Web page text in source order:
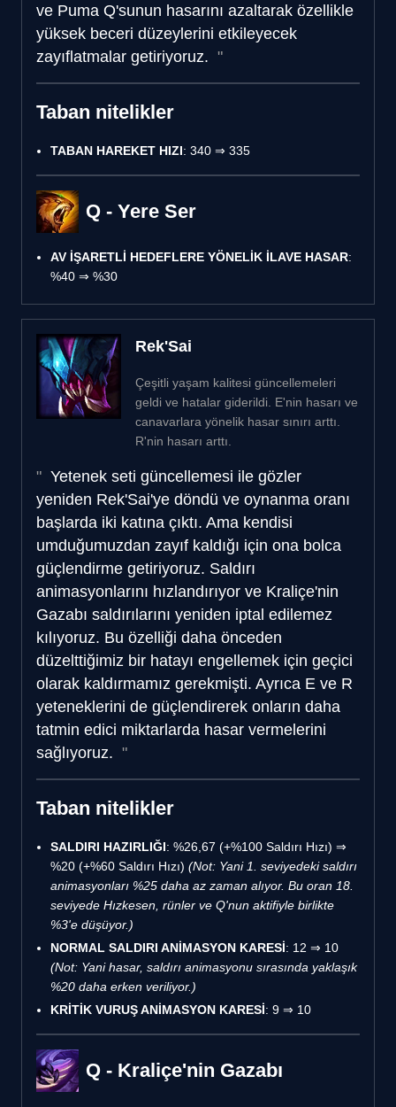
ve Puma Q'sunun hasarını azaltarak özellikle
yüksek beceri düzeylerini etkileyecek
zayıflatmalar getiriyoruz.
Taban nitelikler
TABAN HAREKET HIZI: 340 ⇒ 335
Q - Yere Ser
AV İŞARETLİ HEDEFLERE YÖNELİK İLAVE HASAR:
%40 ⇒ %30
Rek'Sai
Çeşitli yaşam kalitesi güncellemeleri
geldi ve hatalar giderildi. E'nin hasarı ve
canavarlara yönelik hasar sınırı arttı.
R'nin hasarı arttı.
Yetenek seti güncellemesi ile gözler
yeniden Rek'Sai'ye döndü ve oynanma oranı
başlarda iki katına çıktı. Ama kendisi
umduğumuzdan zayıf kaldığı için ona bolca
güçlendirme getiriyoruz. Saldırı
animasyonlarını hızlandırıyor ve Kraliçe'nin
Gazabı saldırılarını yeniden iptal edilemez
kılıyoruz. Bu özelliği daha önceden
düzelttiğimiz bir hatayı engellemek için geçici
olarak kaldırmamız gerekmişti. Ayrıca E ve R
yeteneklerini de güçlendirerek onların daha
tatmin edici miktarlarda hasar vermelerini
sağlıyoruz.
Taban nitelikler
SALDIRI HAZIRLIĞI: %26,67 (+%100 Saldırı Hızı) ⇒
%20 (+%60 Saldırı Hızı) (Not: Yani 1. seviyedeki saldırı
animasyonları %25 daha az zaman alıyor. Bu oran 18.
seviyede Hızkesen, rünler ve Q'nun aktifiyle birlikte
%3'e düşüyor.)
NORMAL SALDIRI ANİMASYON KARESİ: 12 ⇒ 10
(Not: Yani hasar, saldırı animasyonu sırasında yaklaşık
%20 daha erken veriliyor.)
KRİTİK VURUŞ ANİMASYON KARESİ: 9 ⇒ 10
Q - Kraliçe'nin Gazabı